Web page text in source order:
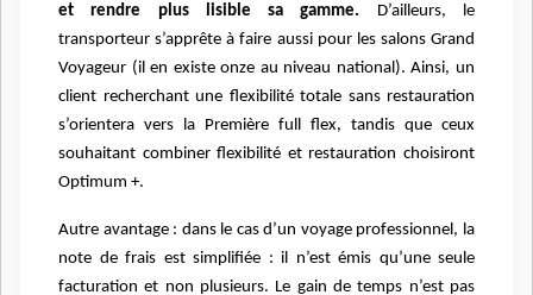
et rendre plus lisible sa gamme. D’ailleurs, le
transporteur s’apprête à faire aussi pour les salons Grand
Voyageur (il en existe onze au niveau national). Ainsi, un
client recherchant une flexibilité totale sans restauration
s’orientera vers la Première full flex, tandis que ceux
souhaitant combiner flexibilité et restauration choisiront
Optimum +.
Autre avantage : dans le cas d’un voyage professionnel, la
note de frais est simplifiée : il n’est émis qu’une seule
facturation et non plusieurs. Le gain de temps n’est pas